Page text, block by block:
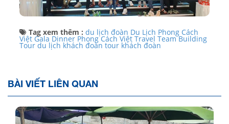
Tag xem thêm : du lịch đoàn Du Lịch Phong Cách
Việt Gala Dinner Phong Cách Việt Travel Team Building
Tour du lịch khách đoàn tour khách đoàn
BÀI VIẾT LIÊN QUAN